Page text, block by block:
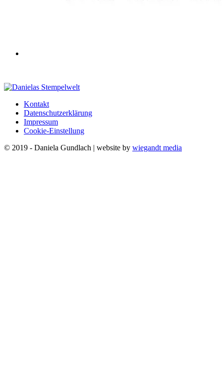
Kontakt
Datenschutzerklärung
Impressum
Cookie-Einstellung
© 2019 - Daniela Gundlach | website by wiegandt media